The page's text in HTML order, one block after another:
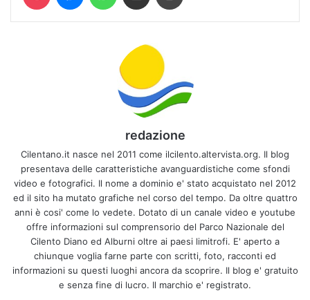
redazione
Cilentano.it nasce nel 2011 come ilcilento.altervista.org. Il blog
presentava delle caratteristiche avanguardistiche come sfondi
video e fotografici. Il nome a dominio e' stato acquistato nel 2012
ed il sito ha mutato grafiche nel corso del tempo. Da oltre quattro
anni è cosi' come lo vedete. Dotato di un canale video e youtube
offre informazioni sul comprensorio del Parco Nazionale del
Cilento Diano ed Alburni oltre ai paesi limitrofi. E' aperto a
chiunque voglia farne parte con scritti, foto, racconti ed
informazioni su questi luoghi ancora da scoprire. Il blog e' gratuito
e senza fine di lucro. Il marchio e' registrato.